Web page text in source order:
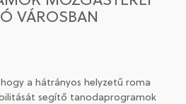
/ MEGÚJÍTOM A
VÁROSBAN
a hátrányos helyzetű roma
segítő tanodaprogramok